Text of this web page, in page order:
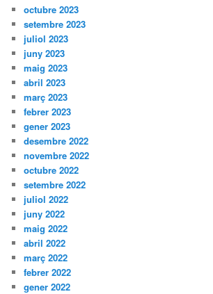
octubre 2023
setembre 2023
juliol 2023
juny 2023
maig 2023
abril 2023
març 2023
febrer 2023
gener 2023
desembre 2022
novembre 2022
octubre 2022
setembre 2022
juliol 2022
juny 2022
maig 2022
abril 2022
març 2022
febrer 2022
gener 2022